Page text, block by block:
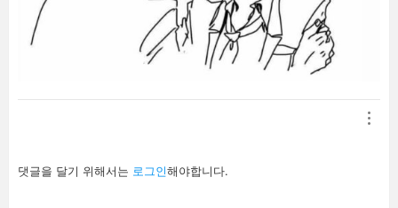
답
글
댓글을 달기 위해서는 로그인해야합니다.